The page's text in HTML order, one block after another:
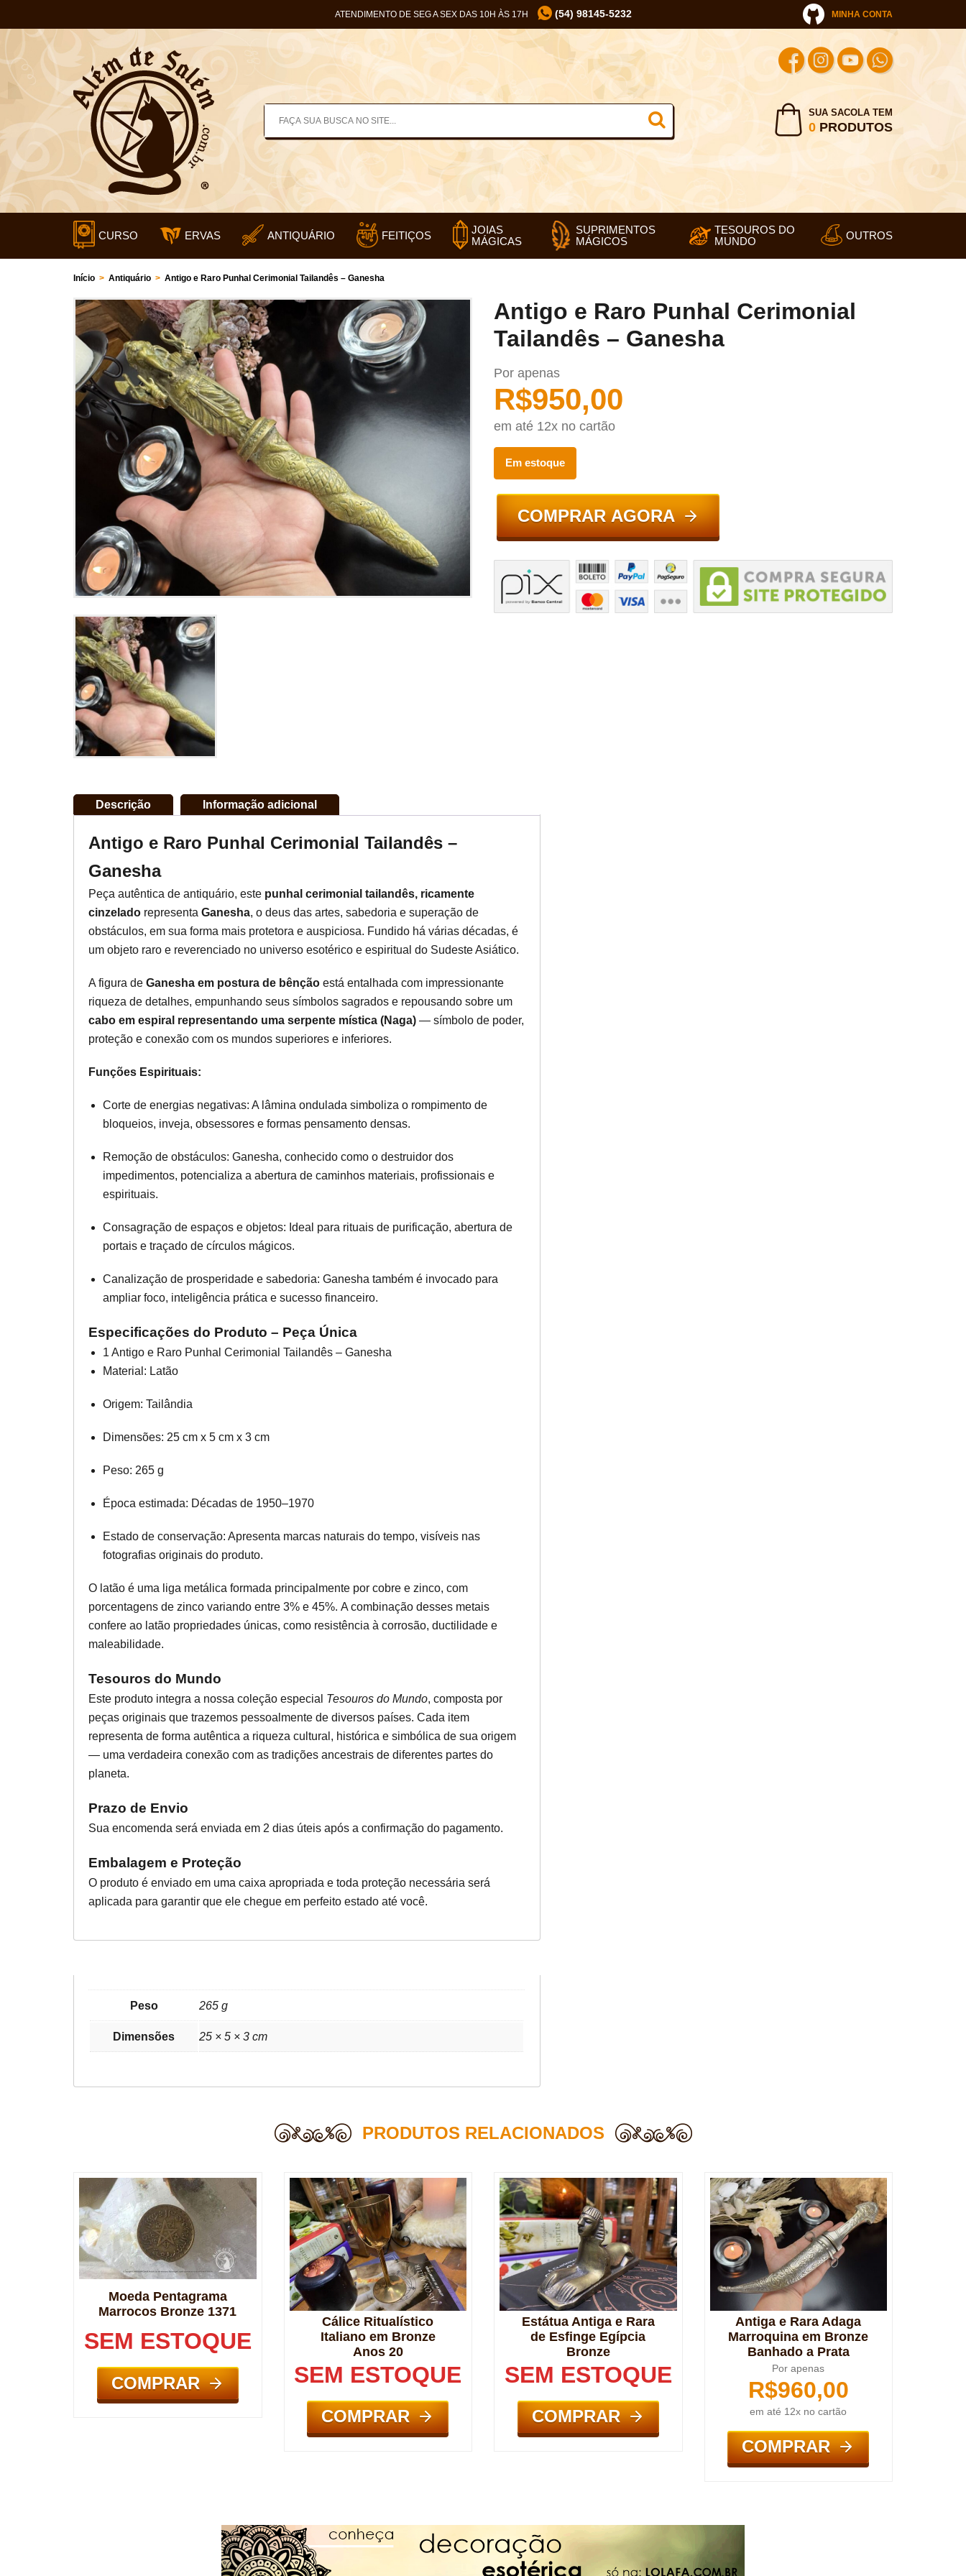
ATENDIMENTO DE SEG A SEX DAS 10H ÀS 17H (54) 98145-5232 MINHA CONTA
SUA SACOLA TEM
0PRODUTOS
CURSO ERVAS ANTIQUÁRIO FEITIÇOS
JOIAS
MÁGICAS
SUPRIMENTOS
MÁGICOS
TESOUROS DO
MUNDO
OUTROS
Início > Antiquário > Antigo e Raro Punhal Cerimonial Tailandês – Ganesha
Antigo e Raro Punhal Cerimonial
Tailandês – Ganesha
Por apenas
R$950,00
em até 12x no cartão
Em estoque
COMPRAR AGORA
Descrição Informação adicional
Antigo e Raro Punhal Cerimonial Tailandês –
Ganesha
Peça autêntica de antiquário, este punhal cerimonial tailandês, ricamente
cinzelado representa Ganesha, o deus das artes, sabedoria e superação de
obstáculos, em sua forma mais protetora e auspiciosa. Fundido há várias décadas, é
um objeto raro e reverenciado no universo esotérico e espiritual do Sudeste Asiático.
A figura de Ganesha em postura de bênção está entalhada com impressionante
riqueza de detalhes, empunhando seus símbolos sagrados e repousando sobre um
cabo em espiral representando uma serpente mística (Naga) — símbolo de poder,
proteção e conexão com os mundos superiores e inferiores.
Funções Espirituais:
Corte de energias negativas: A lâmina ondulada simboliza o rompimento de
bloqueios, inveja, obsessores e formas pensamento densas.
Remoção de obstáculos: Ganesha, conhecido como o destruidor dos
impedimentos, potencializa a abertura de caminhos materiais, profissionais e
espirituais.
Consagração de espaços e objetos: Ideal para rituais de purificação, abertura de
portais e traçado de círculos mágicos.
Canalização de prosperidade e sabedoria: Ganesha também é invocado para
ampliar foco, inteligência prática e sucesso financeiro.
Especificações do Produto – Peça Única
1 Antigo e Raro Punhal Cerimonial Tailandês – Ganesha
Material: Latão
Origem: Tailândia
Dimensões: 25 cm x 5 cm x 3 cm
Peso: 265 g
Época estimada: Décadas de 1950–1970
Estado de conservação: Apresenta marcas naturais do tempo, visíveis nas
fotografias originais do produto.
O latão é uma liga metálica formada principalmente por cobre e zinco, com
porcentagens de zinco variando entre 3% e 45%. A combinação desses metais
confere ao latão propriedades únicas, como resistência à corrosão, ductilidade e
maleabilidade.
Tesouros do Mundo
Este produto integra a nossa coleção especial Tesouros do Mundo, composta por
peças originais que trazemos pessoalmente de diversos países. Cada item
representa de forma autêntica a riqueza cultural, histórica e simbólica de sua origem
— uma verdadeira conexão com as tradições ancestrais de diferentes partes do
planeta.
Prazo de Envio
Sua encomenda será enviada em 2 dias úteis após a confirmação do pagamento.
Embalagem e Proteção
O produto é enviado em uma caixa apropriada e toda proteção necessária será
aplicada para garantir que ele chegue em perfeito estado até você.
Peso 265 g
Dimensões 25 × 5 × 3 cm
PRODUTOS RELACIONADOS
Moeda Pentagrama
Marrocos Bronze 1371
SEM ESTOQUE
COMPRAR
Cálice Ritualístico
Italiano em Bronze
Anos 20
SEM ESTOQUE
COMPRAR
Estátua Antiga e Rara
de Esfinge Egípcia
Bronze
SEM ESTOQUE
COMPRAR
Antiga e Rara Adaga
Marroquina em Bronze
Banhado a Prata
Por apenas
R$960,00
em até 12x no cartão
COMPRAR